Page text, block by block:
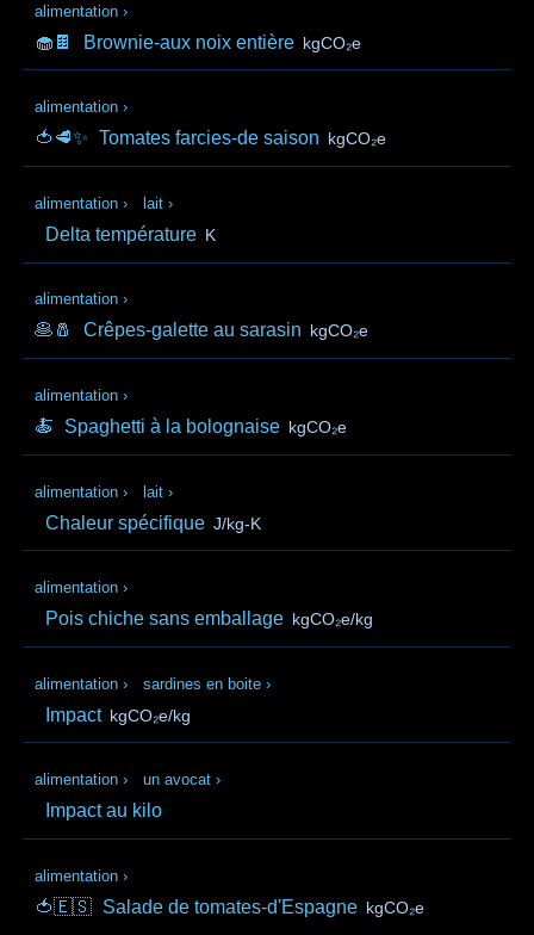
alimentation ›
🧁🍫 Brownie-aux noix entière kgCO₂e
alimentation ›
🍅🥩✨ Tomates farcies-de saison kgCO₂e
alimentation › lait ›
Delta température K
alimentation ›
🥞🧂 Crêpes-galette au sarasin kgCO₂e
alimentation ›
🍝 Spaghetti à la bolognaise kgCO₂e
alimentation › lait ›
Chaleur spécifique J/kg-K
alimentation ›
Pois chiche sans emballage kgCO₂e/kg
alimentation › sardines en boite ›
Impact kgCO₂e/kg
alimentation › un avocat ›
Impact au kilo
alimentation ›
🍅🇪🇸 Salade de tomates-d'Espagne kgCO₂e